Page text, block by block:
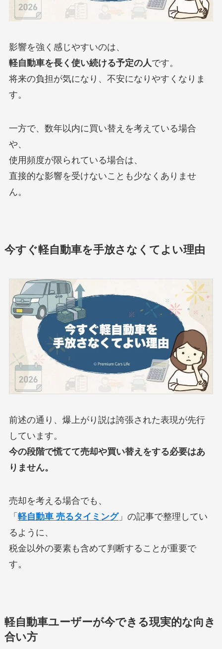
影響を強く感じやすいのは、
軽自動車を長く使い続ける予定の人です。
将来の負担が気になり、不安になりやすくなりま
す。
一方で、数年以内に買い替えを考えている場合
や、
使用頻度が限られている場合は、
直接的な影響を受けないことも少なくありませ
ん。
今すぐ軽自動車を手放さなくてよい理由
前述の通り、爆上がり説は誇張された表現が先行
しています。
今の段階で慌てて売却や買い替えをする必要はあ
りません。
売却を考える場合でも、
「 軽自動車 売るタイミング」の記事で整理してい
るように、
税金以外の要素も含めて判断することが重要で
す。
軽自動車ユーザーが今できる現実的な向き
合い方